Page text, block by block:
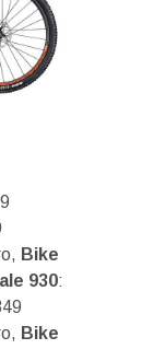
Bike
930:
Bike